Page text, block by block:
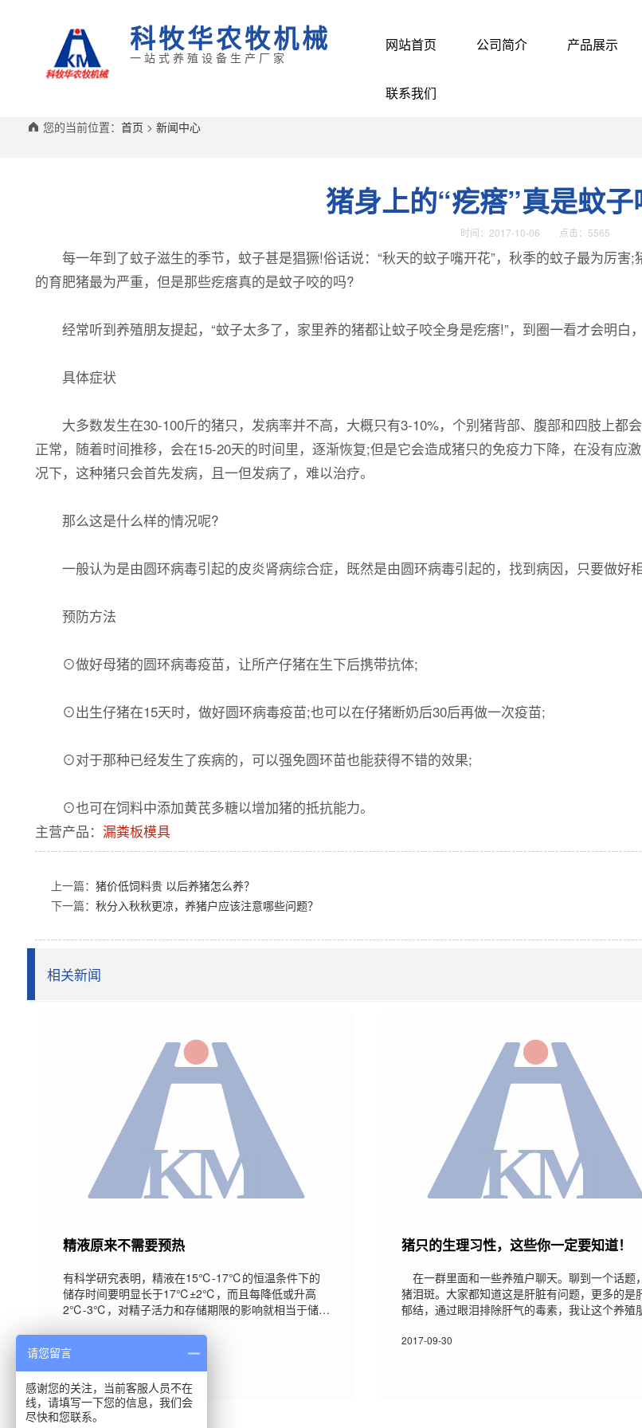
科牧华农牧机械
一站式养殖设备生产厂家
网站首页 公司简介 产品展示
联系我们
您的当前位置： 首页 > 新闻中心
猪身上的“疙瘩”真是蚊子
时间：2017-10-06 点击：5565
每一年到了蚊子滋生的季节，蚊子甚是猖獗!俗话说：“秋天的蚊子嘴开花”，秋季的蚊子最为厉害;
的育肥猪最为严重，但是那些疙瘩真的是蚊子咬的吗?
经常听到养殖朋友提起，“蚊子太多了，家里养的猪都让蚊子咬全身是疙瘩!”，到圈一看才会明白
具体症状
大多数发生在30-100斤的猪只，发病率并不高，大概只有3-10%，个别猪背部、腹部和四肢上都
正常，随着时间推移，会在15-20天的时间里，逐渐恢复;但是它会造成猪只的免疫力下降，在没有应
况下，这种猪只会首先发病，且一但发病了，难以治疗。
那么这是什么样的情况呢?
一般认为是由圆环病毒引起的皮炎肾病综合症，既然是由圆环病毒引起的，找到病因，只要做好相
预防方法
⊙做好母猪的圆环病毒疫苗，让所产仔猪在生下后携带抗体;
⊙出生仔猪在15天时，做好圆环病毒疫苗;也可以在仔猪断奶后30后再做一次疫苗;
⊙对于那种已经发生了疾病的，可以强免圆环苗也能获得不错的效果;
⊙也可在饲料中添加黄芪多糖以增加猪的抵抗能力。
主营产品： 漏粪板模具
上一篇： 猪价低饲料贵 以后养猪怎么养？
下一篇： 秋分入秋秋更凉，养猪户应该注意哪些问题？
相关新闻
精液原来不需要预热
有科学研究表明，精液在15℃-17℃的恒温条件下的
储存时间要明显长于17℃±2℃，而且每降低或升高
2℃-3℃，对精子活力和存储期限的影响就相当于储存
内，以确保精子始终处于最佳状态。精液储存在
17℃，但母猪的体温38℃左右。低于母猪体温20℃
的精液进入母猪体内必将对母猪造成较大的应激。于
是有人就在人工授精之前先对精液进行预热，以期达
到降低应激的目的。精液预热后再用有一个优点，但
是却有几个缺点。优点：预热后精液
猪只的生理习性，这些你一定要知道！
在一群里面和一些养殖户聊天。聊到一个话题
猪泪斑。大家都知道这是肝脏有问题，更多的是
郁结，通过眼泪排除肝气的毒素，我让这个养殖
在睡觉，不想让猪群受到惊动，而且一天饲喂三顿
2017-09-30
请您留言
感谢您的关注，当前客服人员不在
线，请填写一下您的信息，我们会
尽快和您联系。